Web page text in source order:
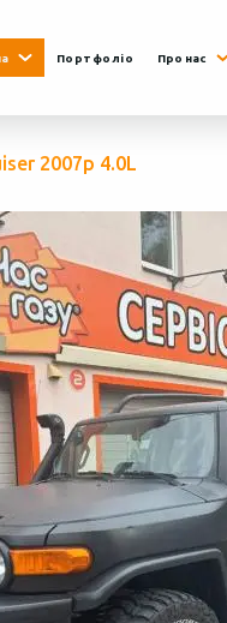
Портфоліо Про нас
2007р 4.0L